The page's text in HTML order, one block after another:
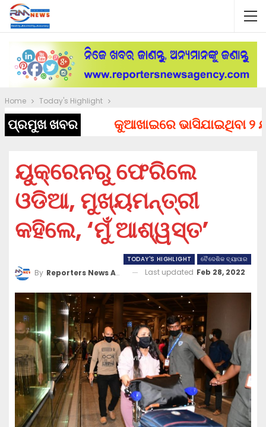
Home Today's Highlight
ପ୍ରମୁଖ ଖବର କୁଆଖାଇରେ ଭାସିଯାଇଥିବା ୨
ୟୁକ୍ରେନରୁ ଫେରିଲେ
ଓଡିଆ, ମୁଖ୍ୟମନ୍ତ୍ରୀ
କହିଲେ, ‘ମୁଁ ଆଶ୍ୱସ୍ତ’
TODAY'S HIGHLIGHT ବୈଦେଶିକ ବ୍ୟାପାର
By Reporters News Agency Last updated Feb 28, 2022